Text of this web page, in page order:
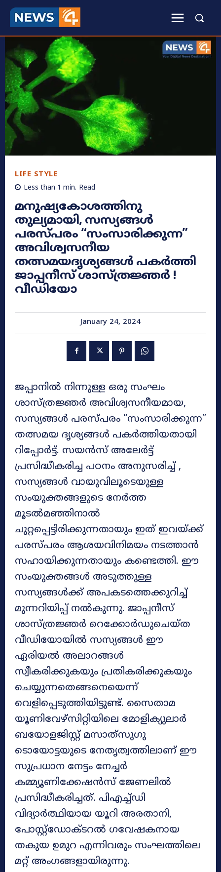
LIFE STYLE
Less than 1 min. Read
മനുഷ്യകോശത്തിനു
തുല്യമായി, സസ്യങ്ങൾ
പരസ്പരം “സംസാരിക്കുന്ന”
അവിശ്വസനീയ
തത്സമയദൃശ്യങ്ങൾ പകർത്തി
ജാപ്പനീസ് ശാസ്ത്രജ്ഞർ !
വീഡിയോ
January 24, 2024
ജപ്പാനിൽ നിന്നുള്ള ഒരു സംഘം
ശാസ്ത്രജ്ഞർ അവിശ്വസനീയമായ,
സസ്യങ്ങൾ പരസ്പരം “സംസാരിക്കുന്ന”
തത്സമയ ദൃശ്യങ്ങൾ പകർത്തിയതായി
റിപ്പോർട്ട്. സയൻസ് അലേർട്ട്
പ്രസിദ്ധീകരിച്ച പഠനം അനുസരിച്ച് ,
സസ്യങ്ങൾ വായുവിലൂടെയുള്ള
സംയുക്തങ്ങളുടെ നേർത്ത
മൂടൽമഞ്ഞിനാൽ
ചുറ്റപ്പെട്ടിരിക്കുന്നതായും ഇത് ഇവയ്ക്ക്
പരസ്പരം ആശയവിനിമയം നടത്താൻ
സഹായിക്കുന്നതായും കണ്ടെത്തി. ഈ
സംയുക്തങ്ങൾ അടുത്തുള്ള
സസ്യങ്ങൾക്ക് അപകടത്തെക്കുറിച്ച്
മുന്നറിയിപ്പ് നൽകുന്നു. ജാപ്പനീസ്
ശാസ്ത്രജ്ഞർ റെക്കോർഡുചെയ്‌ത
വീഡിയോയിൽ സസ്യങ്ങൾ ഈ
ഏരിയൽ അലാറങ്ങൾ
സ്വീകരിക്കുകയും പ്രതികരിക്കുകയും
ചെയ്യുന്നതെങ്ങനെയെന്ന്
വെളിപ്പെടുത്തിയിട്ടുണ്ട്. സൈതാമ
യൂണിവേഴ്‌സിറ്റിയിലെ മോളിക്യുലാർ
ബയോളജിസ്റ്റ് മസാത്‌സുഗു
ടൊയോട്ടയുടെ നേതൃത്വത്തിലാണ് ഈ
സുപ്രധാന നേട്ടം നേച്ചർ
കമ്മ്യൂണിക്കേഷൻസ് ജേണലിൽ
പ്രസിദ്ധീകരിച്ചത്. പിഎച്ച്‌ഡി
വിദ്യാർത്ഥിയായ യൂറി അരതാനി,
പോസ്റ്റ്ഡോക്ടറൽ ഗവേഷകനായ
തകുയ ഉമുറ എന്നിവരും സംഘത്തിലെ
മറ്റ് അംഗങ്ങളായിരുന്നു.